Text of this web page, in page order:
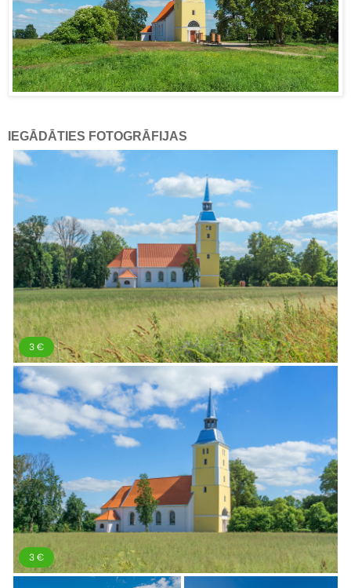
IEGĀDĀTIES FOTOGRĀFIJAS